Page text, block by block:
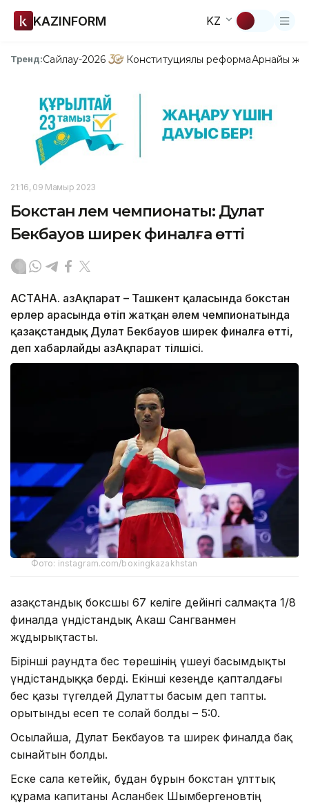
KAZINFORM KZ
Тренд:Сайлау-2026 Конституциялық реформаАрнайы
21:16, 09 Мамыр 2023
Бокстан әлем чемпионаты: Дулат
Бекбауов ширек финалға өтті
АСТАНА. ҚазАқпарат – Ташкент қаласында бокстан
ерлер арасында өтіп жатқан әлем чемпионатында
қазақстандық Дулат Бекбауов ширек финалға өтті,
деп хабарлайды ҚазАқпарат тілшісі.
Фото: instagram.com/boxingkazakhstan
Қазақстандық боксшы 67 келіге дейінгі салмақта 1/8
финалда үндістандық Акаш Сангванмен
жұдырықтасты.
Бірінші раундта бес төрешінің үшеуі басымдықты
үндістандыққа берді. Екінші кезеңде қапталдағы
бес қазы түгелдей Дулатты басым деп тапты.
Қорытынды есеп те солай болды – 5:0.
Осылайша, Дулат Бекбауов та ширек финалда бақ
сынайтын болды.
Еске сала кетейік, бұдан бұрын бокстан ұлттық
құрама капитаны Асланбек Шымбергеновтің